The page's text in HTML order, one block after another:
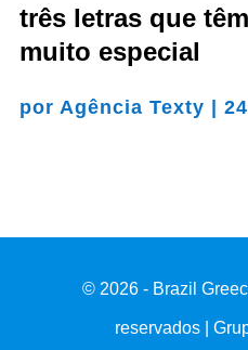
três letras que
muito especial
por Agência Texty |
© 2026 - Brazil
reservados |